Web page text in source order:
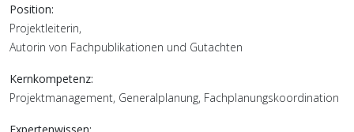
Position:
Projektleiterin,
Autorin von Fachpublikationen und Gutachten
Kernkompetenz:
Projektmanagement, Generalplanung, Fachplanungskoordination